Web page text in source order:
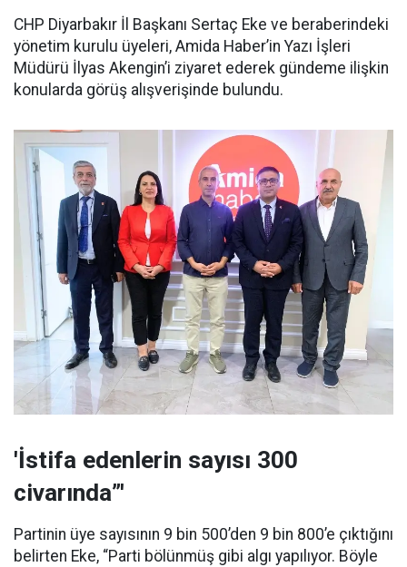
CHP Diyarbakır İl Başkanı Sertaç Eke ve beraberindeki
yönetim kurulu üyeleri, Amida Haber’in Yazı İşleri
Müdürü İlyas Akengin’i ziyaret ederek gündeme ilişkin
konularda görüş alışverişinde bulundu.
'İstifa edenlerin sayısı 300
civarında”'
Partinin üye sayısının 9 bin 500’den 9 bin 800’e çıktığını
belirten Eke, “Parti bölünmüş gibi algı yapılıyor. Böyle